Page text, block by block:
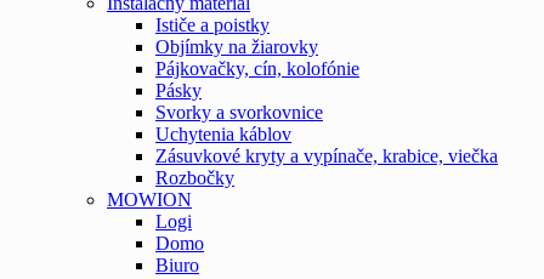
Ističe a poistky
Objímky na žiarovky
Pájkovačky, cín, kolofónie
Pásky
Svorky a svorkovnice
Uchytenia káblov
Zásuvkové kryty a vypínače, krabice, viečka
Rozbočky
MOWION
Logi
Domo
Biuro